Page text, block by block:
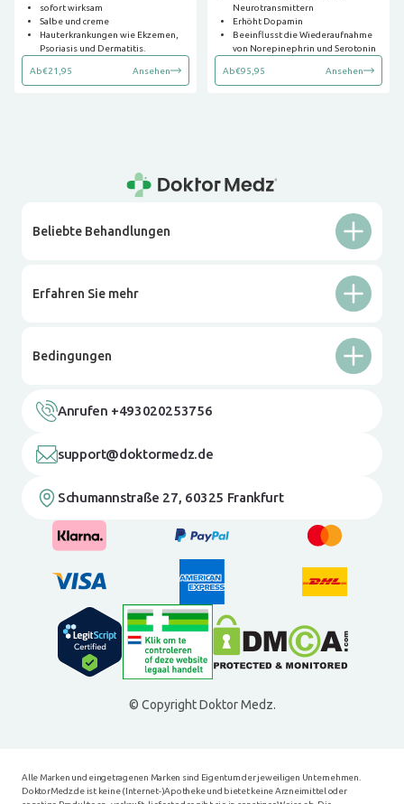
sofort wirksam
Salbe und creme
Hauterkrankungen wie Ekzemen,
Psoriasis und Dermatitis.
Ab€21,95 Ansehen
Neurotransmittern
Erhöht Dopamin
Beeinflusst die Wiederaufnahme
von Norepinephrin und Serotonin
Ab€95,95 Ansehen
Beliebte Behandlungen
Erfahren Sie mehr
Bedingungen
Anrufen +493020253756
support@doktormedz.de
Schumannstraße 27, 60325 Frankfurt
© Copyright Doktor Medz.
Alle Marken und eingetragenen Marken sind Eigentum der jeweiligen Unternehmen.
DoktorMedz.de ist keine (Internet-)Apotheke und bietet keine Arzneimittel oder